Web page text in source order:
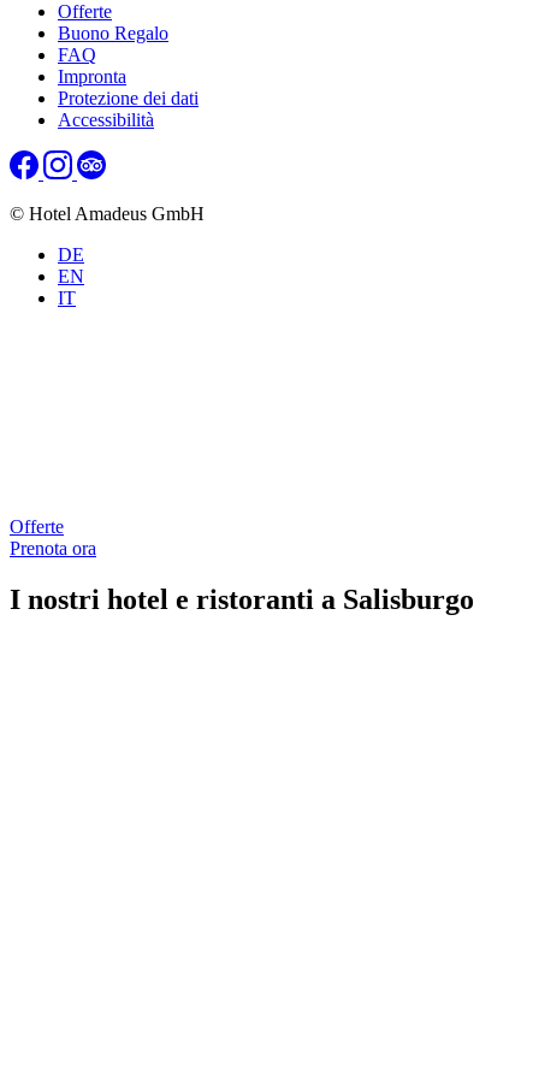
Offerte
Buono Regalo
FAQ
Impronta
Protezione dei dati
Accessibilità
© Hotel Amadeus GmbH
DE
EN
IT
Offerte
Prenota ora
I nostri hotel e ristoranti a Salisburgo